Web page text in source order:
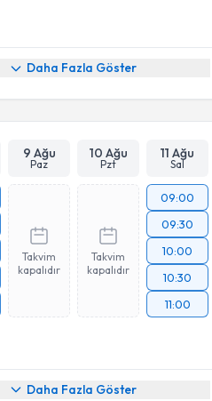
Daha Fazla Göster
9 Ağu
Paz
10 Ağu
Pzt
11 Ağu
Sal
Takvim
kapalıdır
Takvim
kapalıdır
09:00
09:30
10:00
10:30
11:00
Daha Fazla Göster